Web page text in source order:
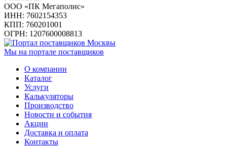
ООО «ПК Мегаполис»
ИНН: 7602154353
КПП: 760201001
ОГРН: 1207600008813
Мы на портале поставщиков
О компании
Каталог
Услуги
Калькуляторы
Производство
Новости и события
Акции
Доставка и оплата
Контакты